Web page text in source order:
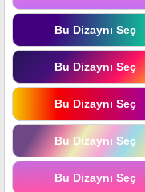
Bu Dizaynı Seç
Bu Dizaynı Seç
Bu Dizaynı Seç
Bu Dizaynı Seç
Bu Dizaynı Seç